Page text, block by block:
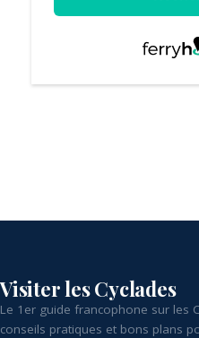
Visiter les Cyclades
Le 1er guide francophone sur les
conseils pratiques et bons plans